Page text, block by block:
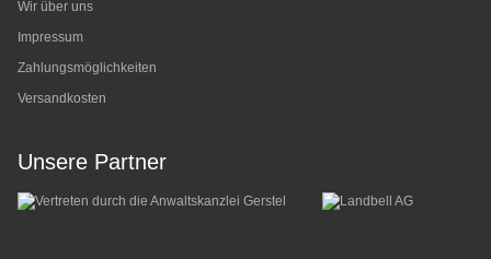
Wir über uns
Impressum
Zahlungsmöglichkeiten
Versandkosten
Unsere Partner